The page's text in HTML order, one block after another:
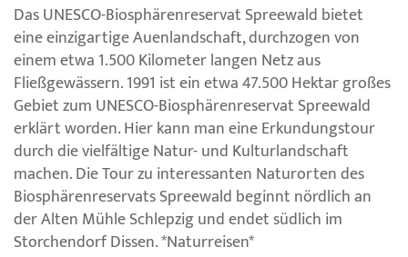
Das UNESCO-Biosphärenreservat Spreewald bietet
eine einzigartige Auenlandschaft, durchzogen von
einem etwa 1.500 Kilometer langen Netz aus
Fließgewässern. 1991 ist ein etwa 47.500 Hektar großes
Gebiet zum UNESCO-Biosphärenreservat Spreewald
erklärt worden. Hier kann man eine Erkundungstour
durch die vielfältige Natur- und Kulturlandschaft
machen. Die Tour zu interessanten Naturorten des
Biosphärenreservats Spreewald beginnt nördlich an
der Alten Mühle Schlepzig und endet südlich im
Storchendorf Dissen. *Naturreisen*